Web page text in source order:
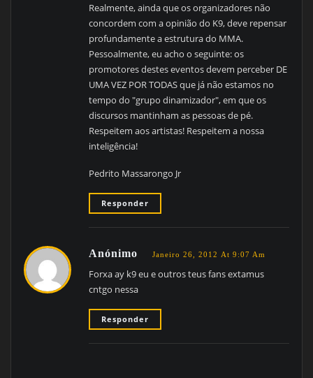
Realmente, ainda que os organizadores não
concordem com a opinião do K9, deve repensar
profundamente a estrutura do MMA.
Pessoalmente, eu acho o seguinte: os
promotores destes eventos devem perceber DE
UMA VEZ POR TODAS que já não estamos no
tempo do "grupo dinamizador", em que os
discursos mantinham as pessoas de pé.
Respeitem aos artistas! Respeitem a nossa
inteligência!
Pedrito Massarongo Jr
Responder
Anónimo Janeiro 26, 2012 At 9:07 Am
Forxa ay k9 eu e outros teus fans extamus
cntgo nessa
Responder